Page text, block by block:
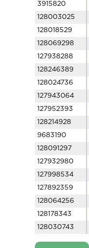
3915820
128003025
128018529
128069298
127938288
128246389
128024736
127943064
127952393
128214928
9683190
128091297
127932980
127998534
127892359
128064256
128178343
128030743